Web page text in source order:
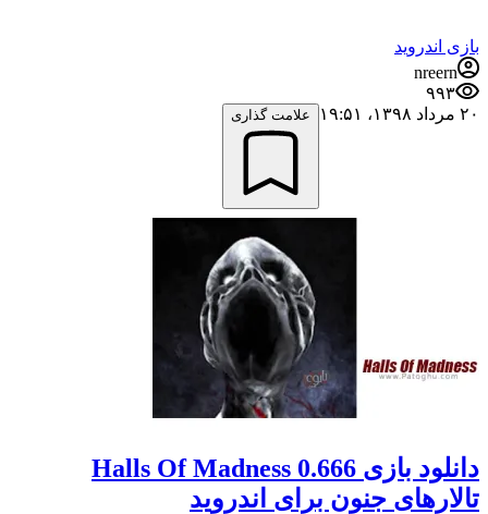
بازی اندروید
nreern
۹۹۳
۲۰ مرداد ۱۳۹۸،‏ ۱۹:۵۱
علامت گذاری
دانلود بازی Halls Of Madness 0.666
تالارهای جنون برای اندروید